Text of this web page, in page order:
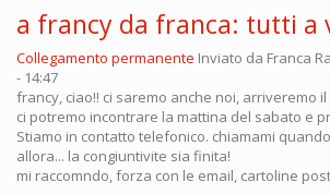
a francy da franca: tutti a
Collegamento permanente Inviato da Franca
- 14:47
francy, ciao!! ci saremo anche noi, arriveremo
ci potremo incontrare la mattina del sabato e
Stiamo in contatto telefonico. chiamami
allora... la congiuntivite sia finita!
mi raccomndo, forza con le email, cartoline